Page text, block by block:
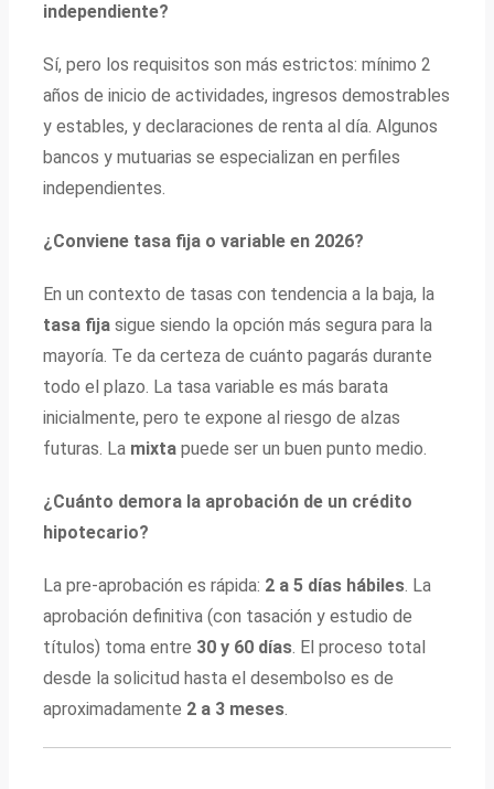
independiente?
Sí, pero los requisitos son más estrictos: mínimo 2
años de inicio de actividades, ingresos demostrables
y estables, y declaraciones de renta al día. Algunos
bancos y mutuarias se especializan en perfiles
independientes.
¿Conviene tasa fija o variable en 2026?
En un contexto de tasas con tendencia a la baja, la
tasa fija sigue siendo la opción más segura para la
mayoría. Te da certeza de cuánto pagarás durante
todo el plazo. La tasa variable es más barata
inicialmente, pero te expone al riesgo de alzas
futuras. La mixta puede ser un buen punto medio.
¿Cuánto demora la aprobación de un crédito
hipotecario?
La pre-aprobación es rápida: 2 a 5 días hábiles. La
aprobación definitiva (con tasación y estudio de
títulos) toma entre 30 y 60 días. El proceso total
desde la solicitud hasta el desembolso es de
aproximadamente 2 a 3 meses.